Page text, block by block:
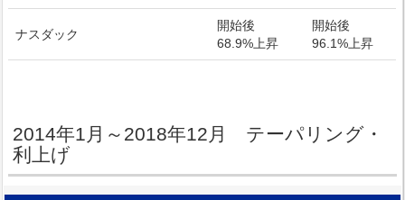
ナスダック
開始後
68.9%上昇
開始後
96.1%上昇
2014年1月～2018年12月 テーパリング・
利上げ